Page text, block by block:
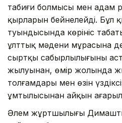
табиғи болмысы мен адам
қырларын бейнелейді. Бұл
туындысында көрініс
ұлттық мәдени мұрасына
сыртқы сабырлылығының
жылуынан, өмір жолында
толғамдары мен өзін
ұмтылысынан айқын
Әлем жұртшылығы Димашты